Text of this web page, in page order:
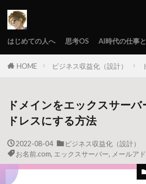
はじめての人へ 思考OS AI時代の仕事
HOME ビジネス収益化（設計）
ドメインをエックスサー
ドレスにする方法
2022-08-04
ビジネス収益化（設計）
お名前.com, エックスサーバー, メールア